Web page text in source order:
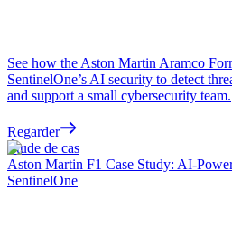
See how the Aston Martin Aramco
SentinelOne’s AI security to detect
and support a small cybersecurity team.
Regarder
Étude de cas
Aston Martin F1 Case Study: AI-
SentinelOne